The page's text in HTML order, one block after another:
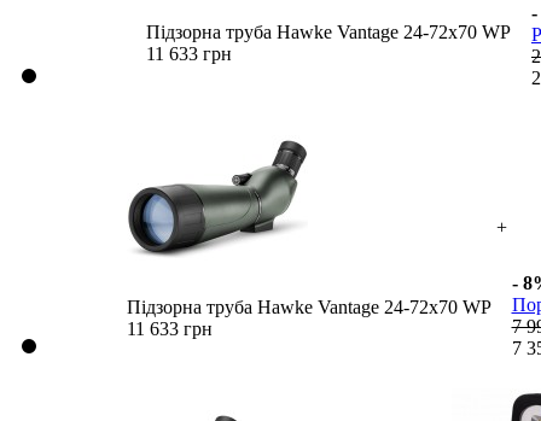
Підзорна труба Hawke Vantage 24-72x70 WP
11 633 грн
-
Підзорна труба Hawke Vantage 24-72x70 WP
11 633 грн
+
-
7
7